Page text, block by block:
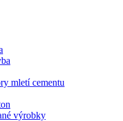
mletí cementu
výrobky